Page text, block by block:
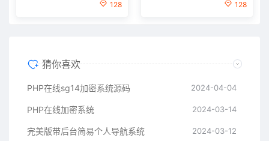
128 128
猜你喜欢
PHP在线sg14加密系统源码 2024-04-04
PHP在线加密系统 2024-03-14
完美版带后台简易个人导航系统 2024-03-12